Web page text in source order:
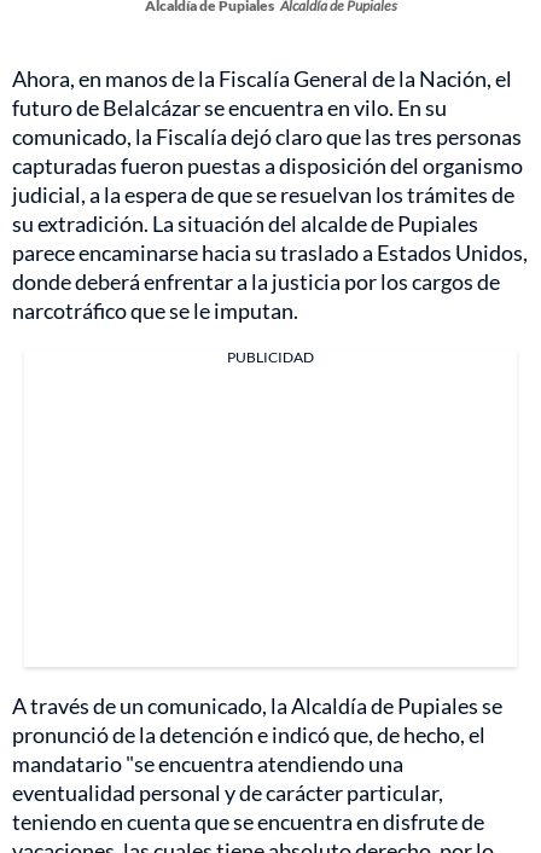
Alcaldía de Pupiales Alcaldía de Pupiales
Ahora, en manos de la Fiscalía General de la Nación, el
futuro de Belalcázar se encuentra en vilo. En su
comunicado, la Fiscalía dejó claro que las tres personas
capturadas fueron puestas a disposición del organismo
judicial, a la espera de que se resuelvan los trámites de
su extradición. La situación del alcalde de Pupiales
parece encaminarse hacia su traslado a Estados Unidos,
donde deberá enfrentar a la justicia por los cargos de
narcotráfico que se le imputan.
PUBLICIDAD
A través de un comunicado, la Alcaldía de Pupiales se
pronunció de la detención e indicó que, de hecho, el
mandatario "se encuentra atendiendo una
eventualidad personal y de carácter particular,
teniendo en cuenta que se encuentra en disfrute de